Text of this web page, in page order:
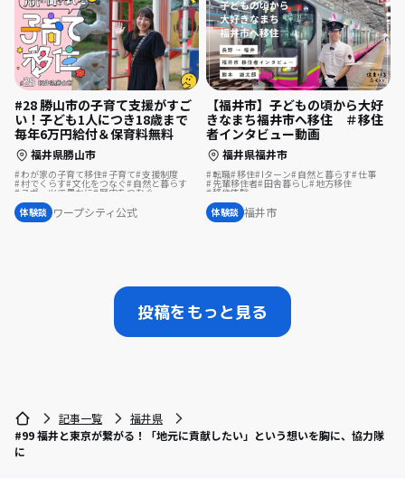
#28 勝山市の子育て支援がすご
い！子ども1人につき18歳まで
毎年6万円給付＆保育料無料
福井県勝山市
わが家の子育て移住 子育て 支援制度
村でくらす 文化をつなぐ 自然と暮らす
スポーツで豊かに 歴史をつむぐ
体験談 ワープシティ公式
【福井市】子どもの頃から大好
きなまち福井市へ移住 ＃移住
者インタビュー動画
福井県福井市
転職 移住 Iターン 自然と暮らす 仕事
先輩移住者 田舎暮らし 地方移住
移住体験
体験談 福井市
投稿をもっと見る
記事一覧
福井県
#99 福井と東京が繋がる！「地元に貢献したい」という想いを胸に、協力隊
に